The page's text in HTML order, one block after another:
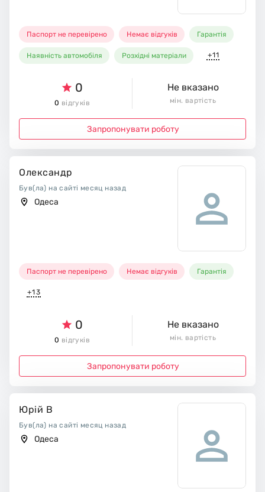
Паспорт не перевірено Немає відгуків Гарантія
Наявність автомобіля Розхідні матеріали +11
0
0 відгуків
Не вказано
мін. вартість
Запропонувати роботу
Олександр
Був(ла) на сайті месяц назад
Одеса
Паспорт не перевірено Немає відгуків Гарантія
+13
0
0 відгуків
Не вказано
мін. вартість
Запропонувати роботу
Юрій В
Був(ла) на сайті месяц назад
Одеса